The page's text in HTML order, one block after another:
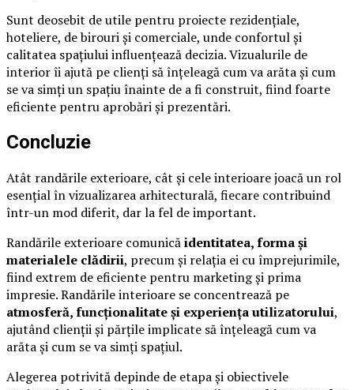
Sunt deosebit de utile pentru proiecte rezidențiale,
hoteliere, de birouri și comerciale, unde confortul și
calitatea spațiului influențează decizia. Vizualurile de
interior îi ajută pe clienți să înțeleagă cum va arăta și cum
se va simți un spațiu înainte de a fi construit, fiind foarte
eficiente pentru aprobări și prezentări.
Concluzie
Atât randările exterioare, cât și cele interioare joacă un rol
esențial în vizualizarea arhitecturală, fiecare contribuind
într-un mod diferit, dar la fel de important.
Randările exterioare comunicăidentitatea, forma și
materialele clădirii, precum și relația ei cu împrejurimile,
fiind extrem de eficiente pentru marketing și prima
impresie. Randările interioare se concentrează pe
atmosferă, funcționalitate și experiența utilizatorului,
ajutând clienții și părțile implicate să înțeleagă cum va
arăta și cum se va simți spațiul.
Alegerea potrivită depinde de etapa și obiectivele